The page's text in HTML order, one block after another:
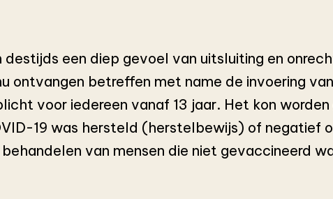
een diep gevoel van uitsluiting en
ontvangen betreffen met name de invoering
voor iedereen vanaf 13 jaar. Het kon
19 was hersteld (herstelbewijs) of negatief
van mensen die niet gevaccineerd